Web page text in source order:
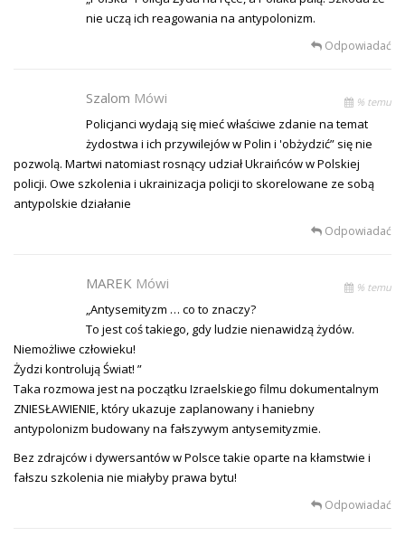
nie uczą ich reagowania na antypolonizm.
Odpowiadać
Szalom Mówi % temu
Policjanci wydają się mieć właściwe zdanie na temat
żydostwa i ich przywilejów w Polin i 'obżydzić” się nie
pozwolą. Martwi natomiast rosnący udział Ukraińców w Polskiej
policji. Owe szkolenia i ukrainizacja policji to skorelowane ze sobą
antypolskie działanie
Odpowiadać
MAREK Mówi % temu
„Antysemityzm … co to znaczy?
To jest coś takiego, gdy ludzie nienawidzą żydów.
Niemożliwe człowieku!
Żydzi kontrolują Świat! ”
Taka rozmowa jest na początku Izraelskiego filmu dokumentalnym
ZNIESŁAWIENIE, który ukazuje zaplanowany i haniebny
antypolonizm budowany na fałszywym antysemityzmie.
Bez zdrajców i dywersantów w Polsce takie oparte na kłamstwie i
fałszu szkolenia nie miałyby prawa bytu!
Odpowiadać